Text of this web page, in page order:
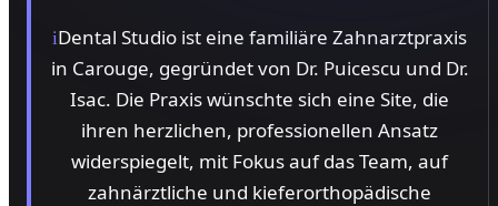
iDental Studio ist eine familiäre Zahnarztpraxis
in Carouge, gegründet von Dr. Puicescu und Dr.
Isac. Die Praxis wünschte sich eine Site, die
ihren herzlichen, professionellen Ansatz
widerspiegelt, mit Fokus auf das Team, auf
zahnärztliche und kieferorthopädische